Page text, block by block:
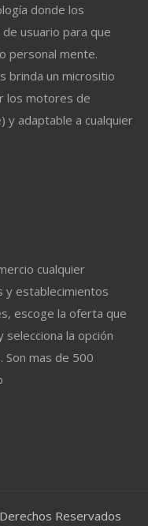
donde los
usuario para que
personal mente.
brinda un micrositio
los motores de
y adaptable a cualquier
cualquier
y establecimientos
escoge la oferta que
la opción
mas de 500
Reservados